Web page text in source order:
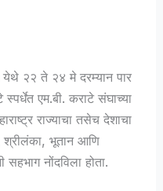
२२ ते २४ मे दरम्यान पार
एम.बी. कराटे संघाच्या
राज्याचा तसेच देशाचा
श्रीलंका, भूतान आणि
नोंदविला होता.